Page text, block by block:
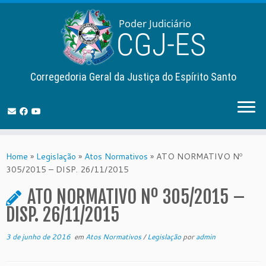
to
content
Corregedoria Geral da Justiça do Espírito Santo
Home » Legislação » Atos Normativos » ATO NORMATIVO Nº
305/2015 – DISP. 26/11/2015
ATO NORMATIVO Nº 305/2015 –
DISP. 26/11/2015
3 de junho de 2016 em Atos Normativos/Legislaçãoporadmin